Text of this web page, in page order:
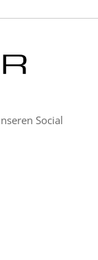
Social